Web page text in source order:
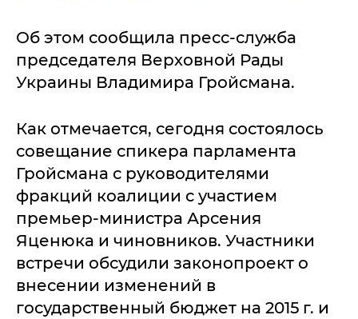
Об этом сообщила пресс-служба
председателя Верховной Рады
Украины Владимира Гройсмана.
Как отмечается, сегодня состоялось
совещание спикера парламента
Гройсмана с руководителями
фракций коалиции с участием
премьер-министра Арсения
Яценюка и чиновников. Участники
встречи обсудили законопроект о
внесении изменений в
государственный бюджет на 2015 г. и